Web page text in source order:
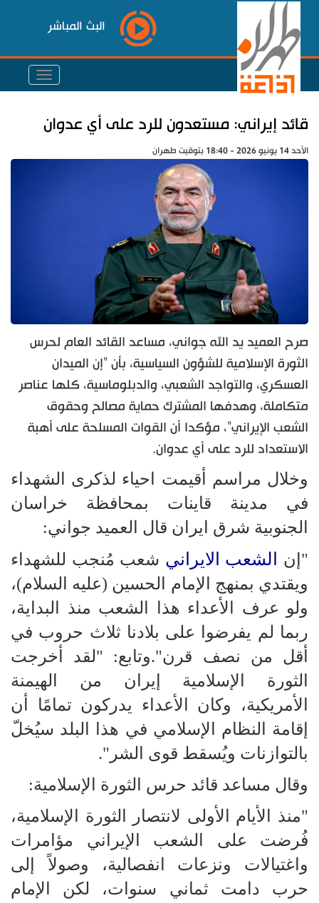
البث المباشر
قائد إيراني: مستعدون للرد على أي عدوان
الأحد 14 يونيو 2026 - 18:40 بتوقيت طهران
صرح العميد يد الله جواني، مساعد القائد العام لحرس
الثورة الإسلامية للشؤون السياسية، بأن "إن الميدان
العسكري، والتواجد الشعبي، والدبلوماسية، كلها عناصر
متكاملة، وهدفها المشترك حماية مصالح وحقوق
الشعب الإيراني"، مؤكدا أن القوات المسلحة على أهبة
الاستعداد للرد على أي عدوان.
وخلال مراسم أقيمت احياء لذكرى الشهداء
في مدينة قاينات بمحافظة خراسان
الجنوبية شرق ايران قال العميد جواني:
"إن الشعب الايراني شعب مُنجب للشهداء
ويقتدي بمنهج الإمام الحسين (عليه السلام)،
ولو عرف الأعداء هذا الشعب منذ البداية،
ربما لم يفرضوا على بلادنا ثلاث حروب في
أقل من نصف قرن".وتابع: "لقد أخرجت
الثورة الإسلامية إيران من الهيمنة
الأمريكية، وكان الأعداء يدركون تمامًا أن
إقامة النظام الإسلامي في هذا البلد سيُخلّ
بالتوازنات ويُسقط قوى الشر".
وقال مساعد قائد حرس الثورة الإسلامية:
"منذ الأيام الأولى لانتصار الثورة الإسلامية،
فُرضت على الشعب الإيراني مؤامرات
واغتيالات ونزعات انفصالية، وصولاً إلى
حرب دامت ثماني سنوات، لكن الإمام